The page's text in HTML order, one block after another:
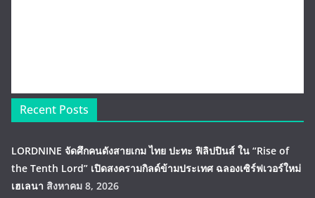
Recent Posts
LORDNINE จัดศึกคนดังสายเกม ไทย ปะทะ ฟิลิปปินส์ ใน “Rise of
the Tenth Lord” เปิดสงครามกิลด์ข้ามประเทศ ฉลองเซิร์ฟเวอร์ใหม่
เฮเลนา สิงหาคม 8, 2026